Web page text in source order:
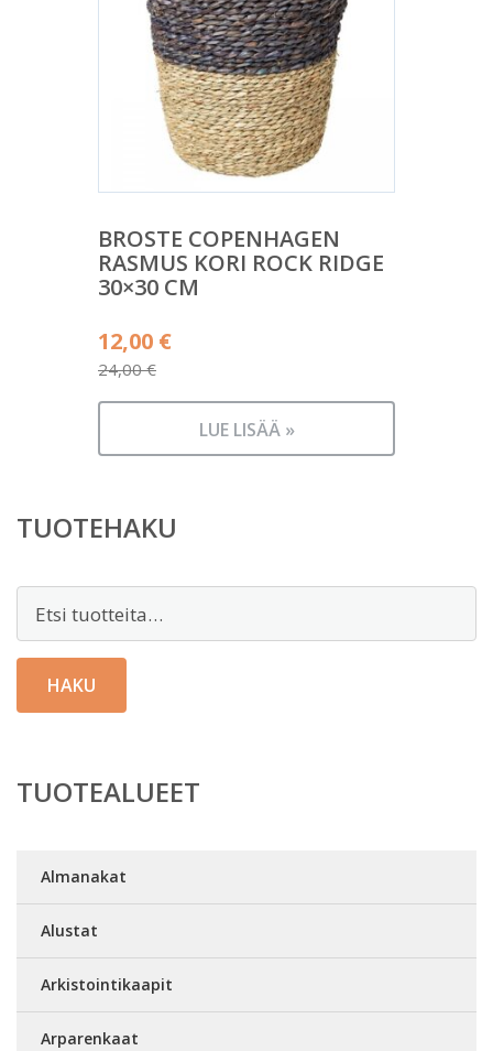
BROSTE COPENHAGEN
RASMUS KORI ROCK RIDGE
30×30 CM
24,00€
Alkuperäinen
hinta
oli:
12,00 €
Nykyinen
on:
LUE LISÄÄ »
TUOTEHAKU
HAKU
TUOTEALUEET
Almanakat
Alustat
Arkistointikaapit
Arparenkaat